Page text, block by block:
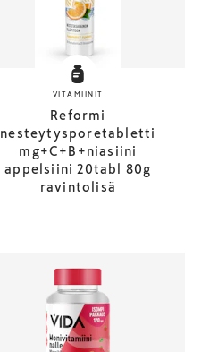
VITAMIINIT
Reformi
nesteytysporetabletti
mg+C+B+niasiini
appelsiini 20tabl 80g
ravintolisä